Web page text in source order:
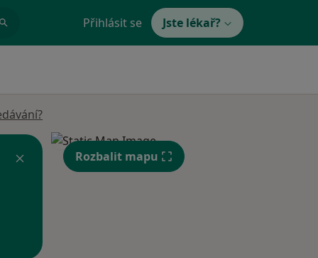
Přihlásit se Jste lékař?
Rozbalit mapu